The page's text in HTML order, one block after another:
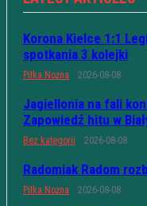
Korona Kielce 1:1
spotkania 3 kolejki
Piłka Nożna 2026-08-08
Jagiellonia na fali
Zapowiedź hitu w
Bez kategorii 2026-08-08
Radomiak Radom
Piłka Nożna 2026-08-08